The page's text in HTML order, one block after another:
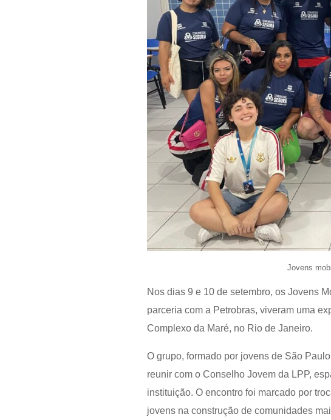
Jovens
Nos dias 9 e 10 de setembro, os Jovens
parceria com a Petrobras, viveram uma
Complexo da Maré, no Rio de Janeiro.
O grupo, formado por jovens de São
reunir com o Conselho Jovem da LPP,
instituição. O encontro foi marcado por
jovens na construção de comunidades